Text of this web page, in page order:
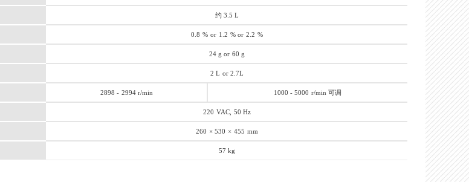
约3.5 L
0.8 % or 1.2 % or 2.2 %
24 g or 60 g
2 L or 2.7L
2898 - 2994 r/min 1000 - 5000 r/min 可调
220 VAC, 50 Hz
260 × 530 × 455 mm
57 kg